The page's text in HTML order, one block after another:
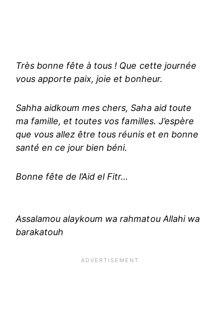
Très bonne fête à tous ! Que cette journée
vous apporte paix, joie et bonheur.
Sahha aidkoum mes chers, Saha aid toute
ma famille, et toutes vos familles. J’espère
que vous allez être tous réunis et en bonne
santé en ce jour bien béni.
Bonne fête de l’Aid el Fitr…
Assalamou alaykoum wa rahmatou Allahi wa
barakatouh